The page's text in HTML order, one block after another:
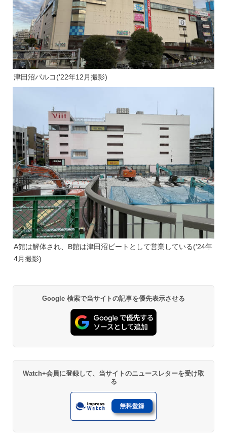
津田沼パルコ('22年12月撮影)
A館は解体され、B館は津田沼ビートとして営業している('24年
4月撮影)
Google 検索で当サイトの記事を優先表示させる
Watch+会員に登録して、当サイトのニュースレターを受け取
る